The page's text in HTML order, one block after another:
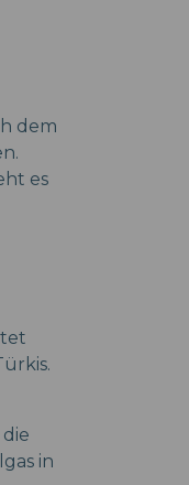
dem
es
in